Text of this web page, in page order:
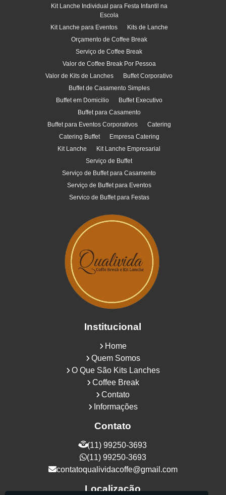
Kit Lanche Individual para Festa Infantil na
Escola
Kit Lanche para Eventos
Kits de Lanche
Orçamento de Coffee Break
Serviço de Coffee Break
Valor de Coffee Break Por Pessoa
Valor de Kits de Lanches
Buffet Corporativo
Buffet de Casamento Simples
Buffet em Domicilio
Buffet Executivo
Buffet para Casamento
Buffet para Eventos Corporativos
Catering
Catering Buffet
Empresa Catering
Kit Lanche
Kit Lanche Empresarial
Serviço de Buffet
Serviço de Buffet para Casamento
Serviço de Buffet para Eventos
Servico de Buffet para Festas
Institucional
Home
Quem Somos
O Que São Kits Lanches
Coffee Break
Contato
Informações
Contato
(11) 99250-3693
(11) 99250-3693
contatoqualividacoffe@gmail.com
Localização